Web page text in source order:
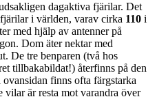
dagaktiva fjärilar. Det
i världen, varav cirka 110 i
med hjälp av antenner på
Dom äter nektar med
De tre benparen (två hos
tillbakabildat!) återfinns på den
finns ofta färgstarka
vilar är resta mot varandra över